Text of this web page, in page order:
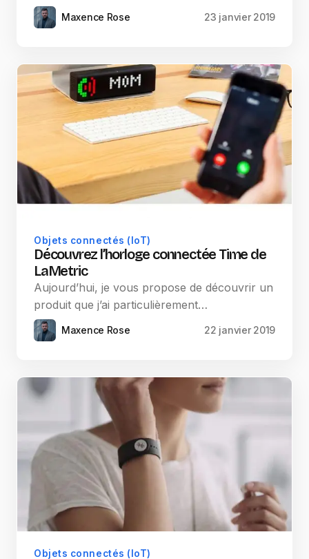
Maxence Rose 23 janvier 2019
Objets connectés (IoT)
Découvrez l’horloge connectée Time de
LaMetric
Aujourd’hui, je vous propose de découvrir un
produit que j’ai particulièrement…
Maxence Rose 22 janvier 2019
Objets connectés (IoT)